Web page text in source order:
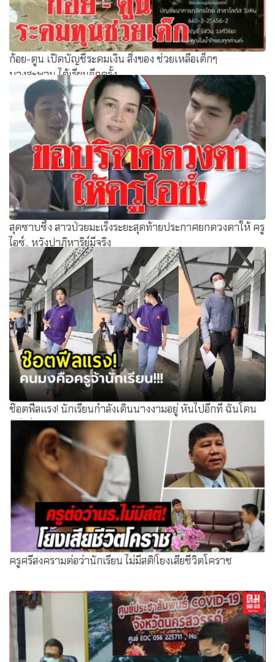
ก้อย-ตูน เปิดบัญชีระดมเงิน สิ่งของ ช่วยเหลือเด็กๆ
บางสะพาน ได้เรียนอีกครั้ง
สุดซาบซึ้ง สาวป่วยมะเร็งระยะสุดท้ายประกาศยกดวงตาให้ ครู
ไอซ์.. หวังปาฏิหาริย์มีจริง
ช๊อตฟีลแรง! นักเรียนกำลังเดินนางงามอยู่ หันไปอีกที ฉันโดน
แย่งซีน!!!
ครูศรีสงครามต่อว่านักเรียน ไม่มีสติ!โยงเสียชีวิตโคราช